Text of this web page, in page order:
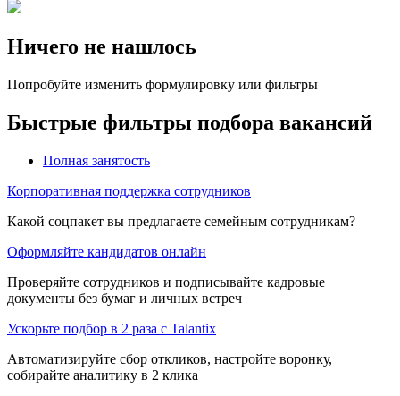
Ничего не нашлось
Попробуйте изменить формулировку или фильтры
Быстрые фильтры подбора вакансий
Полная занятость
Корпоративная поддержка сотрудников
Какой соцпакет вы предлагаете семейным сотрудникам?
Оформляйте кандидатов онлайн
Проверяйте сотрудников и подписывайте кадровые
документы без бумаг и личных встреч
Ускорьте подбор в 2 раза с Talantix
Автоматизируйте сбор откликов, настройте воронку,
собирайте аналитику в 2 клика